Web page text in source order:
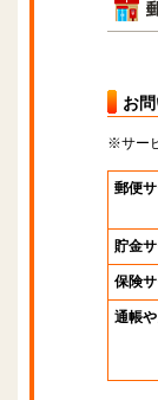
お
※サー
郵便
貯金
保険
通帳